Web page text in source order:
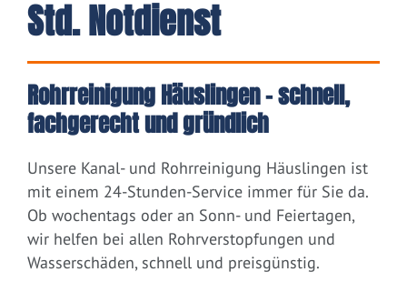
Std. Notdienst
Rohrreinigung Häuslingen – schnell,
fachgerecht und gründlich
Unsere Kanal- und Rohrreinigung Häuslingen ist
mit einem 24-Stunden-Service immer für Sie da.
Ob wochentags oder an Sonn- und Feiertagen,
wir helfen bei allen Rohrverstopfungen und
Wasserschäden, schnell und preisgünstig.